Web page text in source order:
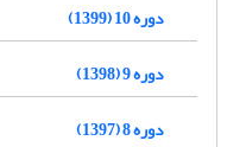
دوره 10 (1399)
دوره 9 (1398)
دوره 8 (1397)